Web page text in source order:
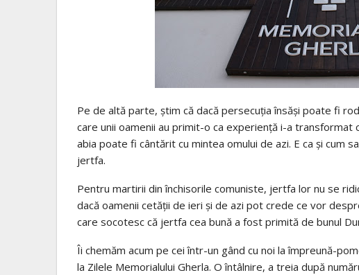
Pe de altă parte, știm că dacă persecuția însăși poate fi
care unii oamenii au primit-o ca experiență i-a transformat
abia poate fi cântărit cu mintea omului de azi. E ca și cum
jertfa.
Pentru martirii din închisorile comuniste, jertfa lor nu se
dacă oamenii cetății de ieri și de azi pot crede ce vor
care socotesc că jertfa cea bună a fost primită de bunul
Îi chemăm acum pe cei într-un gând cu noi la împreună-
la Zilele Memorialului Gherla. O întâlnire, a treia după